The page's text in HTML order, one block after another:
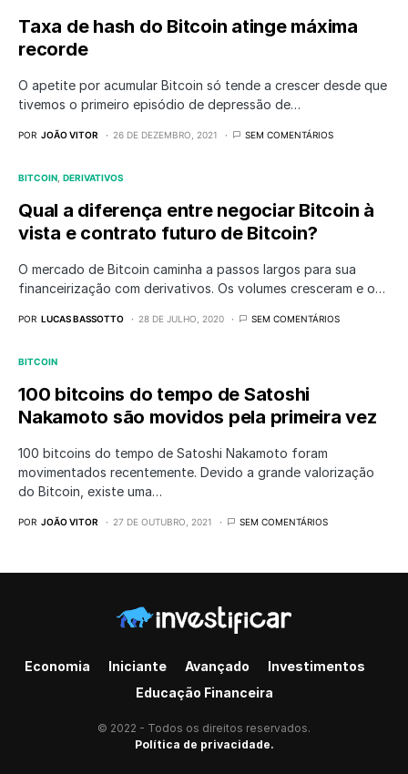
Taxa de hash do Bitcoin atinge máxima
recorde
O apetite por acumular Bitcoin só tende a crescer desde que
tivemos o primeiro episódio de depressão de…
POR JOÃO VITOR 26 DE DEZEMBRO, 2021 SEM COMENTÁRIOS
BITCOIN DERIVATIVOS
Qual a diferença entre negociar Bitcoin à
vista e contrato futuro de Bitcoin?
O mercado de Bitcoin caminha a passos largos para sua
financeirização com derivativos. Os volumes cresceram e o…
POR LUCAS BASSOTTO 28 DE JULHO, 2020 SEM COMENTÁRIOS
BITCOIN
100 bitcoins do tempo de Satoshi
Nakamoto são movidos pela primeira vez
100 bitcoins do tempo de Satoshi Nakamoto foram
movimentados recentemente. Devido a grande valorização
do Bitcoin, existe uma…
POR JOÃO VITOR 27 DE OUTUBRO, 2021 SEM COMENTÁRIOS
Economia Iniciante Avançado
Investimentos
Educação Financeira
© 2022 - Todos os direitos reservados.
Política de privacidade.